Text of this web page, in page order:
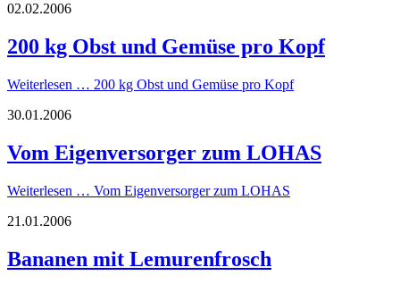
02.02.2006
200 kg Obst und Gemüse pro Kopf
Weiterlesen … 200 kg Obst und Gemüse pro Kopf
30.01.2006
Vom Eigenversorger zum LOHAS
Weiterlesen … Vom Eigenversorger zum LOHAS
21.01.2006
Bananen mit Lemurenfrosch